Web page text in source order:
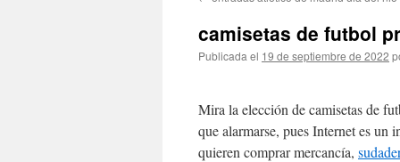
contenido
camisetas de futbol
Publicada el 19 de septiembre de 2022
Mira la elección de camisetas de
que alarmarse, pues Internet es un
quieren comprar mercancía,